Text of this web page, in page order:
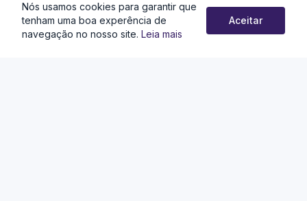
Localização
Gabinetes: Rua Cleber Soares de Andrade, 10, Centro,
Nós usamos cookies para garantir que
tenham uma boa experência de
navegação no nosso site. Leia mais
Aceitar